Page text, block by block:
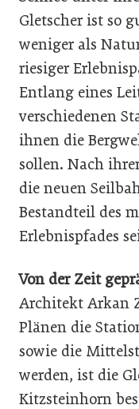
Gletscher ist so
weniger als
riesiger
Entlang eines
verschiedenen
ihnen die
sollen. Nach
die neuen
Bestandteil des
Erlebnispfades
Von der Zeit
Architekt Arkan
Plänen die
sowie die
werden, ist die
Kitzsteinhorn